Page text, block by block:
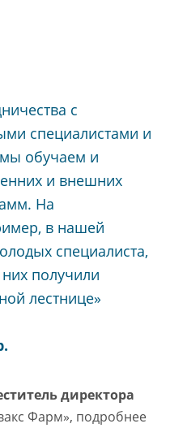
с
специалистами и
обучаем и
и внешних
На
в нашей
специалиста,
получили
лестнице»
директора
Фарм», подробнее